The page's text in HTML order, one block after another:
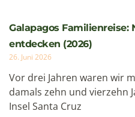
Galapagos
entdecken (2026)
26. Juni 2026
Vor drei Jahren waren wir
damals zehn und vierzehn
Insel Santa Cruz